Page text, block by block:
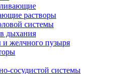
растворы
системы
дыхания
и желчного пузыря
сосудистой системы